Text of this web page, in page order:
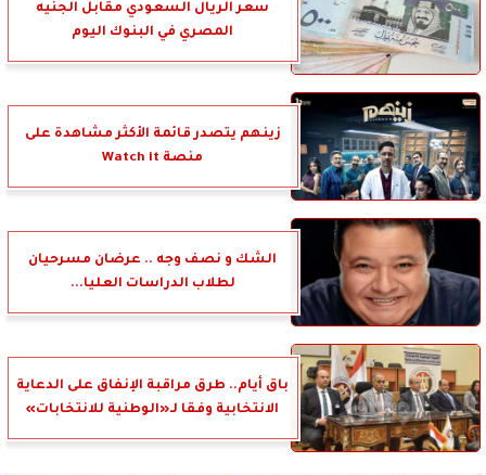
‎سعر الريال السعودي مقابل الجنيه
المصري في البنوك اليوم
زينهم يتصدر قائمة الأكثر مشاهدة على
منصة Watch it
الشك و نصف وجه .. عرضان مسرحيان
لطلاب الدراسات العليا...
باق أيام.. طرق مراقبة الإنفاق على الدعاية
الانتخابية وفقا لـ«الوطنية للانتخابات»